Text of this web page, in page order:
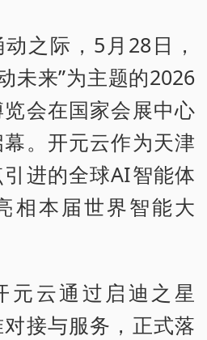
之际，5月28日，
未来”为主题的2026
会在国家会展中心
幕。开元云作为天津
进的全球AI智能体
相本届世界智能大
元云通过启迪之星
对接与服务，正式落